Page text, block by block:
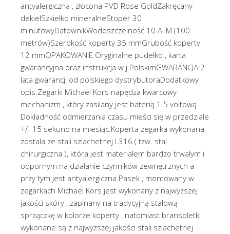
antyalergiczna , złocona PVD Rose GoldZakręcany
dekielSzkiełko mineralneStoper 30
minutowyDatownikWodoszczelność 10 ATM (100
metrów)Szerokość koperty 35 mmGrubość koperty
12 mmOPAKOWANIE:Oryginalne pudełko , karta
gwarancyjna oraz instrukcja w j.PolskimGWARANCJA:2
lata gwarancji od polskiego dystrybutoraDodatkowy
opis:Zegarki Michael Kors napędza kwarcowy
mechanizm , który zasilany jest baterią 1.5 voltową.
Dokładność odmierzania czasu mieści się w przedziale
+/- 15 sekund na miesiąc.Koperta zegarka wykonana
została ze stali szlachetnej L316 ( tzw. stal
chirurgiczna ), która jest materiałem bardzo trwałym i
odpornym na działanie czynników zewnętrznych a
przy tym jest antyalergiczna.Pasek , montowany w
zegarkach Michael Kors jest wykonany z najwyższej
jakości skóry , zapinany na tradycyjną stalową
sprzączkę w kolorze koperty , natomiast bransoletki
wykonane są z najwyższej jakości stali szlachetnej